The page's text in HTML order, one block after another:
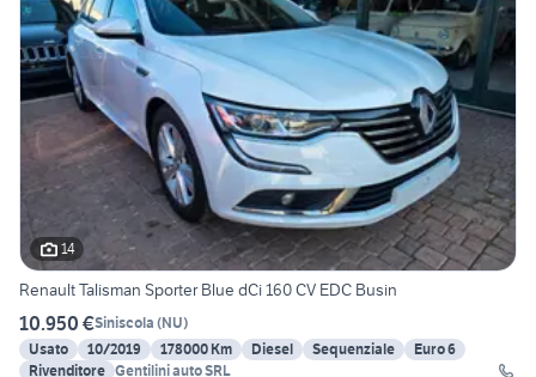
14
Renault Talisman Sporter Blue dCi 160 CV EDC Busin
10.950 €Siniscola (NU)
Usato
10/2019 178000 Km Diesel Sequenziale
Euro 6
Rivenditore Gentilini auto SRL